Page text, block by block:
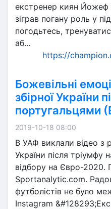
екстренер киян Йожеф
зіграв погану роль у
погодьтесь,
аб...
https://
Божевільні
збірної України
португальцями
2019-10-18 08:00
В УАФ виклали відео з
України після тріумфу
відбору на Євро-2020.
Sportanalytic.com.
футболістів не було
Instagram